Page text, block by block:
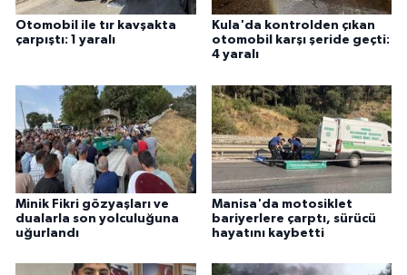
Otomobil ile tır kavşakta
çarpıştı: 1 yaralı
Kula'da kontrolden çıkan
otomobil karşı şeride geçti:
4 yaralı
Minik Fikri gözyaşları ve
dualarla son yolculuğuna
uğurlandı
Manisa'da motosiklet
bariyerlere çarptı, sürücü
hayatını kaybetti